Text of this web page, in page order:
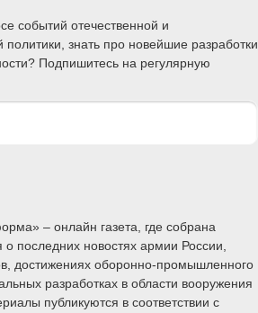
событий отечественной и
знать про новейшие разработки
Подпишитесь на регулярную
– онлайн газета, где собрана
последних новостях армии России,
достижениях оборонно-промышленного
разработках в области вооружения
публикуются в соответствии с